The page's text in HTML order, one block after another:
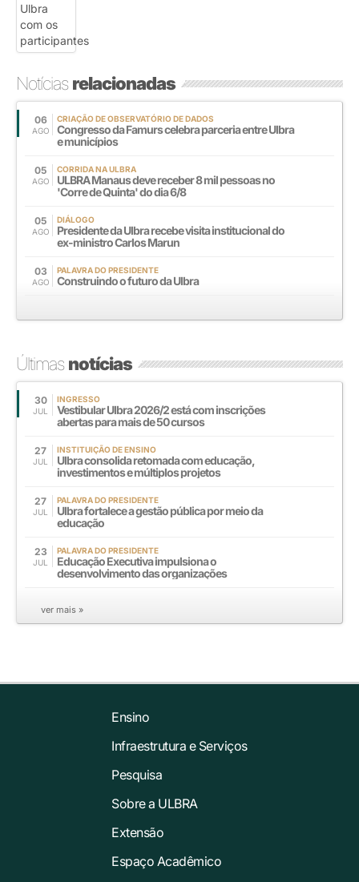
Notíciasrelacionadas
06
AGO
CRIAÇÃO DE OBSERVATÓRIO DE DADOS
Congresso da Famurs celebra parceria entre Ulbra
e municípios
05
AGO
CORRIDA NA ULBRA
ULBRA Manaus deve receber 8 mil pessoas no
'Corre de Quinta' do dia 6/8
05
AGO
DIÁLOGO
Presidente da Ulbra recebe visita institucional do
ex-ministro Carlos Marun
03
AGO
PALAVRA DO PRESIDENTE
Construindo o futuro da Ulbra
Últimasnotícias
30
JUL
INGRESSO
Vestibular Ulbra 2026/2 está com inscrições
abertas para mais de 50 cursos
27
JUL
INSTITUIÇÃO DE ENSINO
Ulbra consolida retomada com educação,
investimentos e múltiplos projetos
27
JUL
PALAVRA DO PRESIDENTE
Ulbra fortalece a gestão pública por meio da
educação
23
JUL
PALAVRA DO PRESIDENTE
Educação Executiva impulsiona o
desenvolvimento das organizações
ver mais »
Ensino
Infraestrutura e Serviços
Pesquisa
Sobre a ULBRA
Extensão
Espaço Acadêmico